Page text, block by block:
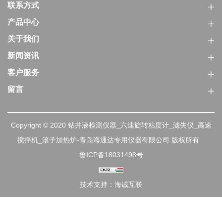
联系方式
产品中心
关于我们
新闻资讯
客户服务
留言
Copyright © 2020 钻井液检测仪器_六速旋转粘度计_滤失仪_高速
搅拌机_滚子加热炉-青岛海通达专用仪器有限公司 版权所有
鲁ICP备18031498号
技术支持：海诚互联